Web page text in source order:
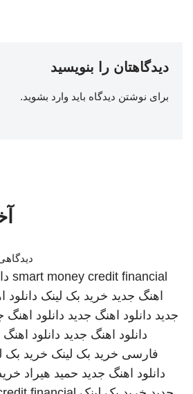
دیدگاهتان را بنویسید
برای نوشتن دیدگاه باید وارد بشوید.
smart money credit financial
اهنگ جدید خرید بک لینک دانلود
جدید دانلود اهنگ جدید دانلود اهنگ
دانلود اهنگ جدید دانلود
فارسی خرید بک لینک خرید بک
دانلود اهنگ جدید حمید هیراد